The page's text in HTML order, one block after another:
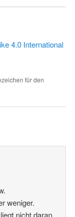
4.0 International
für den
weniger.